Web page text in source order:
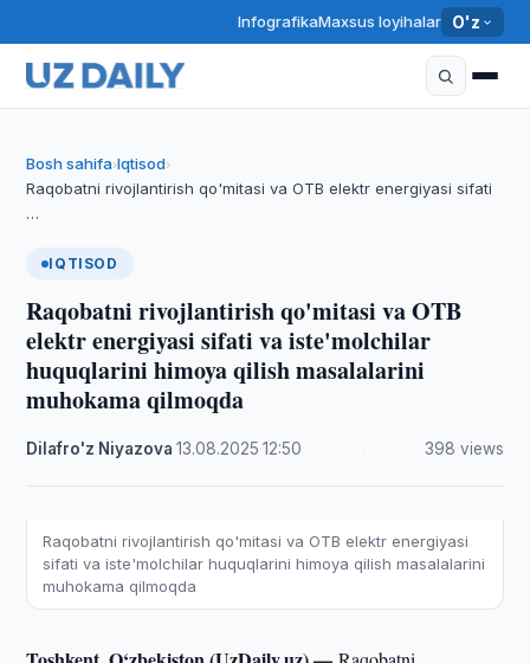
InfografikaMaxsus loyihalar O'z
Bosh sahifa›Iqtisod›
Raqobatni rivojlantirish qo'mitasi va OTB elektr energiyasi sifati
…
IQTISOD
Raqobatni rivojlantirish qo'mitasi va OTB
elektr energiyasi sifati va iste'molchilar
huquqlarini himoya qilish masalalarini
muhokama qilmoqda
Dilafro'z Niyazova ·13.08.2025 ·12:50 398 views
Raqobatni rivojlantirish qo'mitasi va OTB elektr energiyasi
sifati va iste'molchilar huquqlarini himoya qilish masalalarini
muhokama qilmoqda